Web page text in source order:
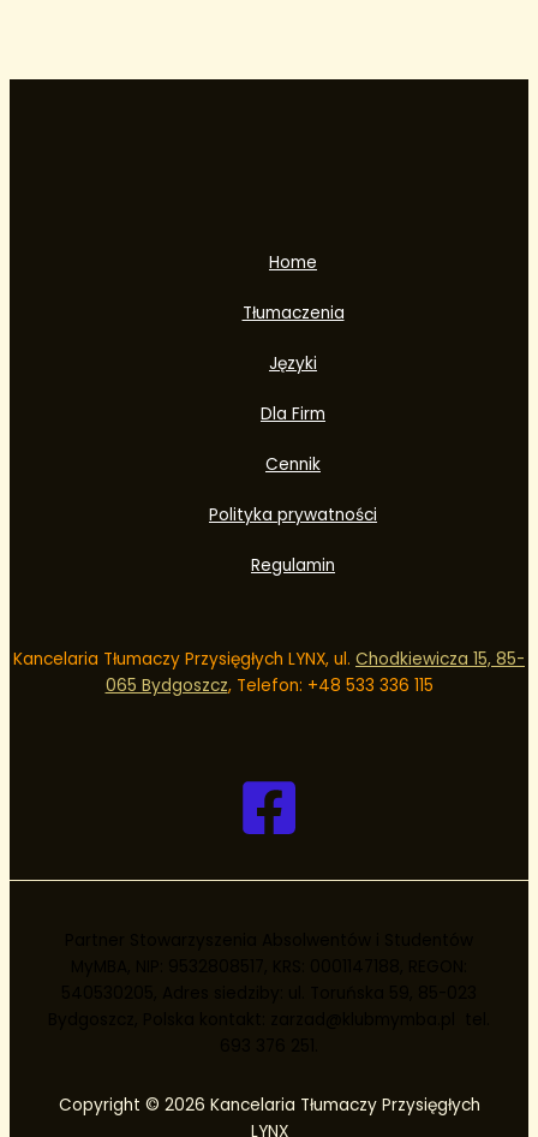
Home
Tłumaczenia
Języki
Dla Firm
Cennik
Polityka prywatności
Regulamin
Kancelaria Tłumaczy Przysięgłych LYNX, ul. Chodkiewicza 15, 85-
065 Bydgoszcz, Telefon: +48 533 336 115
Copyright © 2026 Kancelaria Tłumaczy Przysięgłych
LYNX